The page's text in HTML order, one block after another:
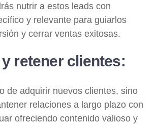
nutrir a estos leads con
y relevante para guiarlos
y cerrar ventas exitosas.
retener clientes:
de adquirir nuevos clientes, sino
relaciones a largo plazo con
ofreciendo contenido valioso y